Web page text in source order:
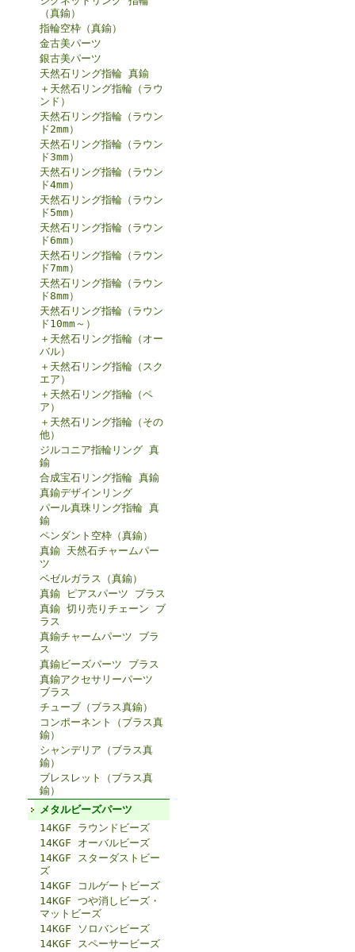
（真鍮）
指輪空枠（真鍮）
金古美パーツ
銀古美パーツ
天然石リング指輪 真鍮
＋天然石リング指輪（ラウ
ンド）
天然石リング指輪（ラウン
ド2mm）
天然石リング指輪（ラウン
ド3mm）
天然石リング指輪（ラウン
ド4mm）
天然石リング指輪（ラウン
ド5mm）
天然石リング指輪（ラウン
ド6mm）
天然石リング指輪（ラウン
ド7mm）
天然石リング指輪（ラウン
ド8mm）
天然石リング指輪（ラウン
ド10mm～）
＋天然石リング指輪（オー
バル）
＋天然石リング指輪（スク
エア）
＋天然石リング指輪（ペ
ア）
＋天然石リング指輪（その
他）
ジルコニア指輪リング 真
鍮
合成宝石リング指輪 真鍮
真鍮デザインリング
パール真珠リング指輪 真
鍮
ペンダント空枠（真鍮）
真鍮 天然石チャームパー
ツ
ベゼルガラス（真鍮）
真鍮 ピアスパーツ ブラス
真鍮 切り売りチェーン ブ
ラス
真鍮チャームパーツ ブラ
ス
真鍮ビーズパーツ ブラス
真鍮アクセサリーパーツ
ブラス
チューブ（ブラス真鍮）
コンポーネント（ブラス真
鍮）
シャンデリア（ブラス真
鍮）
ブレスレット（ブラス真
鍮）
メタルビーズパーツ
14KGF ラウンドビーズ
14KGF オーバルビーズ
14KGF スターダストビー
ズ
14KGF コルゲートビーズ
14KGF つや消しビーズ・
マットビーズ
14KGF ソロバンビーズ
14KGF スペーサービーズ